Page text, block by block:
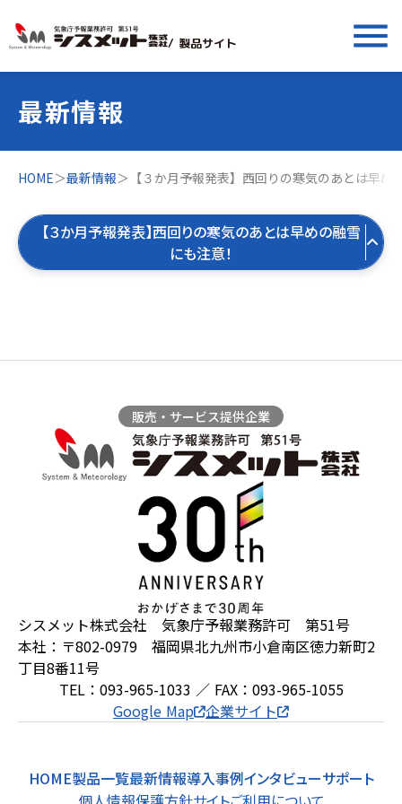
/ 製品サイト menu
最新情報
HOME＞最新情報＞ 【３か月予報発表】西回りの寒気のあとは早め
【３か月予報発表】西回りの寒気のあとは早めの融雪
にも注意！
製品お役立ち情報
ZEROSAI X-AI
技術提案
閉じる
販売・サービス提供企業
シスメット株式会社 気象庁予報業務許可 第51号
本社：〒802-0979 福岡県北九州市小倉南区徳力新町2
丁目8番11号
TEL：093-965-1033 ／ FAX：093-965-1055
Google Map 企業サイト
HOME製品一覧最新情報導入事例インタビューサポート